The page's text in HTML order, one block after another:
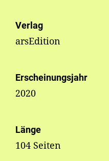
Verlag
arsEdition
Erscheinungsjahr
2020
Länge
104 Seiten